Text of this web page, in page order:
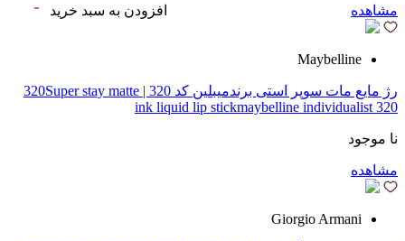
مشاهده افزودن به سبد خرید
Maybelline
رژ مایع مات سوپر استی‌ برندمیبلین کد 320 | 320Super stay matte
ink liquid lip stickmaybelline individualist 320
نا موجود
مشاهده
Giorgio Armani